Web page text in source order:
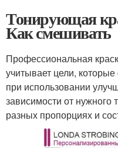
Тонирующая
Как смешивать
Профессиональная
учитывает цели,
при использовании
зависимости от нужного
разных пропорциях и